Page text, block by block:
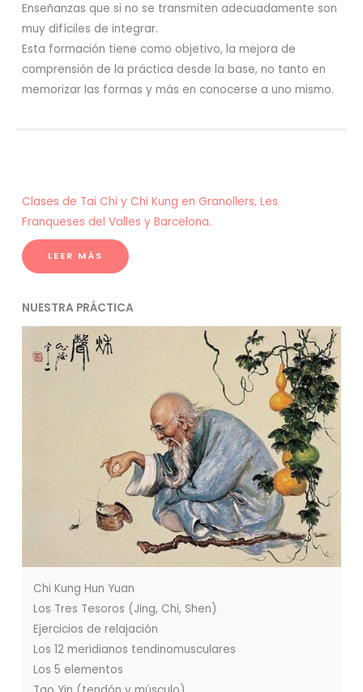
Enseñanzas que si no se transmiten adecuadamente son
muy difíciles de integrar.
Esta formación tiene como objetivo, la mejora de
comprensión de la práctica desde la base, no tanto en
memorizar las formas y más en conocerse a uno mismo.
Clases de Tai Chi y Chi Kung en Granollers, Les
Franqueses del Valles y Barcelona.
LEER MÁS
NUESTRA PRÁCTICA
Chi Kung Hun Yuan
Los Tres Tesoros (Jing, Chi, Shen)
Ejercicios de relajación
Los 12 meridianos tendinomusculares
Los 5 elementos